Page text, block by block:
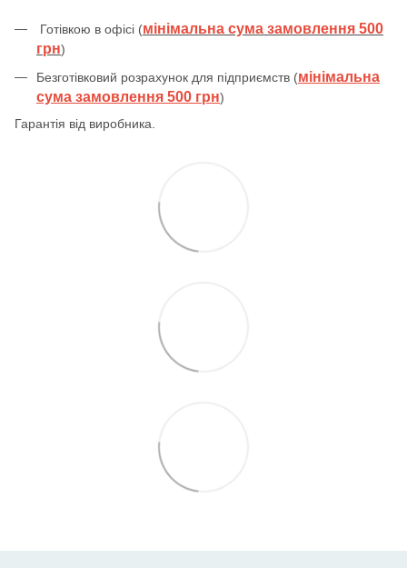
Готівкою в офісі (мінімальна сума замовлення 500
грн)
Безготівковий розрахунок для підприємств (мінімальна
сума замовлення 500 грн)
Гарантія від виробника.